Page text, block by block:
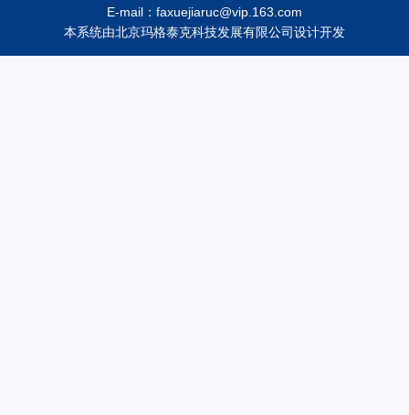
E-mail：faxuejiaruc@vip.163.com
本系统由北京玛格泰克科技发展有限公司设计开发